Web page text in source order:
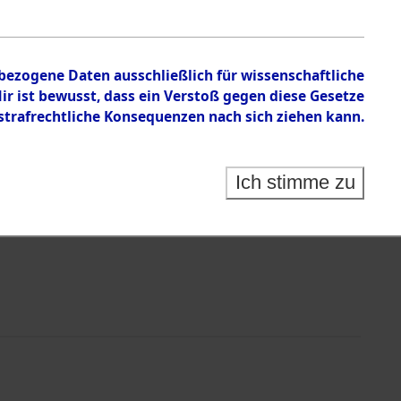
Daten ausschließlich für wissenschaftliche
bewusst, dass ein Verstoß gegen diese Gesetze
Konsequenzen nach sich ziehen kann.
Ich stimme zu